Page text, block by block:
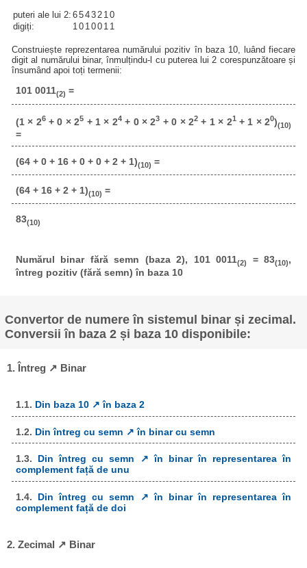
puteri ale lui 2: 6543 2 1 0
digiți:
1 0 1 00 1 1
Construiește reprezentarea numărului pozitiv în baza 10, luând fiecare
digit al numărului binar, înmulțindu-l cu puterea lui 2 corespunzătoare și
însumând apoi toți termenii:
101 0011(2) =
(1 × 26+ 0 × 25 + 1 × 24+ 0 × 23 + 0 × 22 + 1 × 21+ 1 × 20)(10)
=
(64 + 0 + 16 + 0 + 0 + 2 + 1)(10) =
(64 + 16 + 2 + 1)(10) =
83(10)
Numărul binar fără semn (baza 2), 101 0011(2) = 83(10),
întreg pozitiv (fără semn) în baza 10
Convertor de numere în sistemul binar și zecimal.
Conversii în baza 2 și baza 10 disponibile:
1. Întreg ↗ Binar
1.1. Din baza 10 ↗ în baza 2
1.2. Din întreg cu semn ↗ în binar cu semn
1.3. Din întreg cu semn ↗ în binar în representarea în
complement față de unu
1.4. Din întreg cu semn ↗ în binar în representarea în
complement față de doi
2. Zecimal ↗ Binar